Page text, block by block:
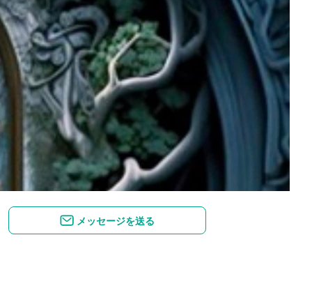
メッセージを送る